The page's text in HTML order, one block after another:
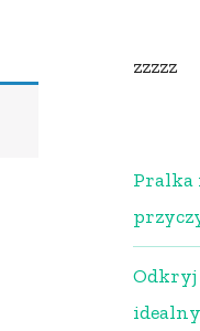
zzzzz
Pralka
Odkryj